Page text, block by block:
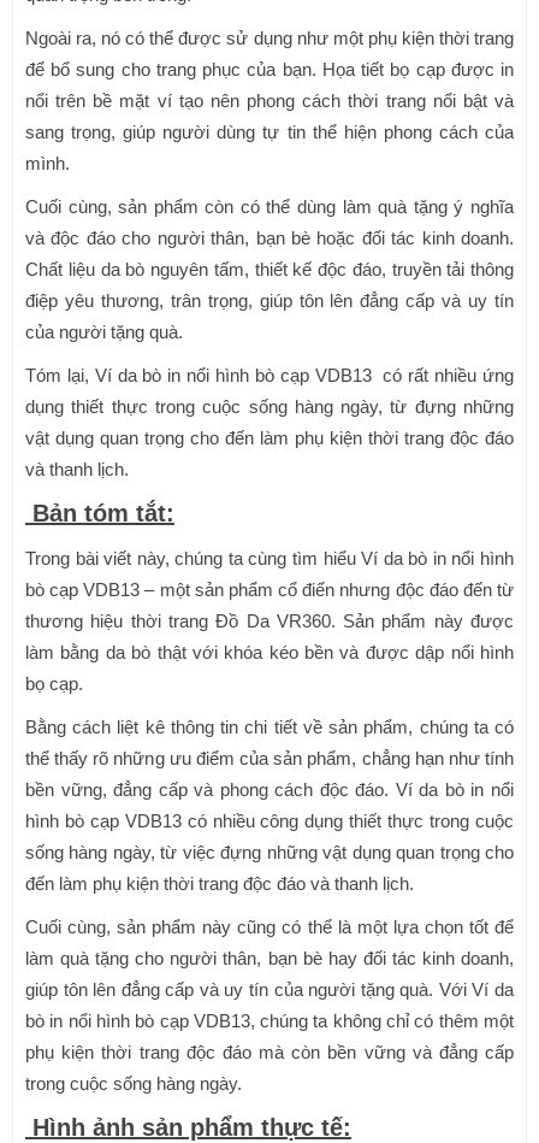
Ngoài ra, nó có thể được sử dụng như một phụ kiện thời trang
để bổ sung cho trang phục của bạn. Họa tiết bọ cạp được in
nổi trên bề mặt ví tạo nên phong cách thời trang nổi bật và
sang trọng, giúp người dùng tự tin thể hiện phong cách của
mình.
Cuối cùng, sản phẩm còn có thể dùng làm quà tặng ý nghĩa
và độc đáo cho người thân, bạn bè hoặc đối tác kinh doanh.
Chất liệu da bò nguyên tấm, thiết kế độc đáo, truyền tải thông
điệp yêu thương, trân trọng, giúp tôn lên đẳng cấp và uy tín
của người tặng quà.
Tóm lại, Ví da bò in nổi hình bò cạp VDB13 có rất nhiều ứng
dụng thiết thực trong cuộc sống hàng ngày, từ đựng những
vật dụng quan trọng cho đến làm phụ kiện thời trang độc đáo
và thanh lịch.
Bản tóm tắt:
Trong bài viết này, chúng ta cùng tìm hiểu Ví da bò in nổi hình
bò cạp VDB13 – một sản phẩm cổ điển nhưng độc đáo đến từ
thương hiệu thời trang Đồ Da VR360. Sản phẩm này được
làm bằng da bò thật với khóa kéo bền và được dập nổi hình
bọ cạp.
Bằng cách liệt kê thông tin chi tiết về sản phẩm, chúng ta có
thể thấy rõ những ưu điểm của sản phẩm, chẳng hạn như tính
bền vững, đẳng cấp và phong cách độc đáo. Ví da bò in nổi
hình bò cạp VDB13 có nhiều công dụng thiết thực trong cuộc
sống hàng ngày, từ việc đựng những vật dụng quan trọng cho
đến làm phụ kiện thời trang độc đáo và thanh lịch.
Cuối cùng, sản phẩm này cũng có thể là một lựa chọn tốt để
làm quà tặng cho người thân, bạn bè hay đối tác kinh doanh,
giúp tôn lên đẳng cấp và uy tín của người tặng quà. Với Ví da
bò in nổi hình bò cạp VDB13, chúng ta không chỉ có thêm một
phụ kiện thời trang độc đáo mà còn bền vững và đẳng cấp
trong cuộc sống hàng ngày.
Hình ảnh sản phẩm thực tế: